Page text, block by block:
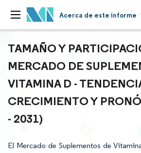
Acerca de este informe
TAMAÑO Y
MERCADO DE
VITAMINA D -
CRECIMIENTO Y
- 2031)
El Mercado de Suplementos de